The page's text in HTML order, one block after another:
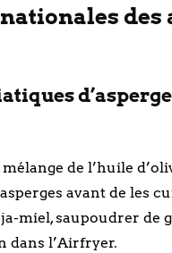
des
de l’huile
avant de les
miel, saupoudrer de
dans l’Airfryer.